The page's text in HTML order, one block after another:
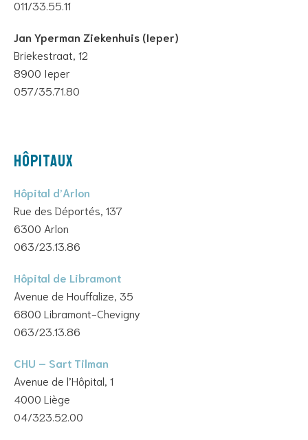
011/33.55.11
Jan Yperman Ziekenhuis (Ieper)
Briekestraat, 12
8900 Ieper
057/35.71.80
HÔPITAUX
Hôpital d’Arlon
Rue des Déportés, 137
6300 Arlon
063/23.13.86
Hôpital de Libramont
Avenue de Houffalize, 35
6800 Libramont-Chevigny
063/23.13.86
CHU – Sart Tilman
Avenue de l’Hôpital, 1
4000 Liège
04/323.52.00